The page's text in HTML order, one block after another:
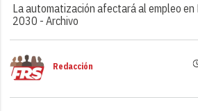
La automatización afectará al empleo en
2030 -Archivo
Redacción